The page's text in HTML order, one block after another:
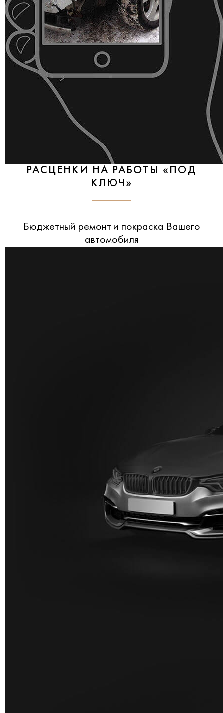
РАСЦЕНКИ НА РАБОТЫ «ПОД
КЛЮЧ»
Бюджетный ремонт и покраска Вашего
автомобиля